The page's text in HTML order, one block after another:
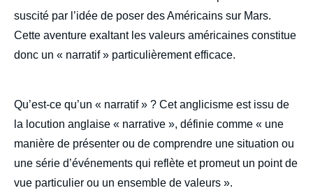
suscité par l’idée de poser des Américains sur Mars.
Cette aventure exaltant les valeurs américaines constitue
donc un « narratif » particulièrement efficace.
Qu’est-ce qu’un « narratif » ? Cet anglicisme est issu de
la locution anglaise « narrative », définie comme « une
manière de présenter ou de comprendre une situation ou
une série d’événements qui reflète et promeut un point de
vue particulier ou un ensemble de valeurs ».